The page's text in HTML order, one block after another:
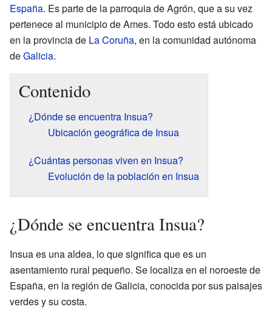
España. Es parte de la parroquia de Agrón, que a su vez
pertenece al municipio de Ames. Todo esto está ubicado
en la provincia de La Coruña, en la comunidad autónoma
deGalicia.
Contenido
¿Dónde se encuentra Insua?
Ubicación geográfica de Insua
¿Cuántas personas viven en Insua?
Evolución de la población en Insua
¿Dónde se encuentra Insua?
Insua es una aldea, lo que significa que es un
asentamiento rural pequeño. Se localiza en el noroeste de
España, en la región de Galicia, conocida por sus paisajes
verdes y su costa.